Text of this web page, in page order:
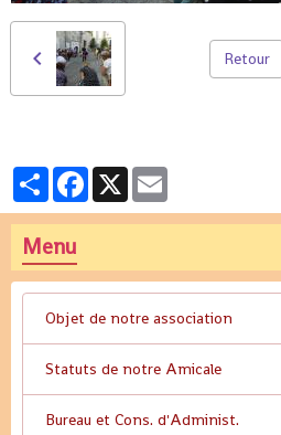
Retour
PartagerFacebook
X
Menu
Objet de notre association
Statuts de notre Amicale
Bureau et Cons. d'Administ.